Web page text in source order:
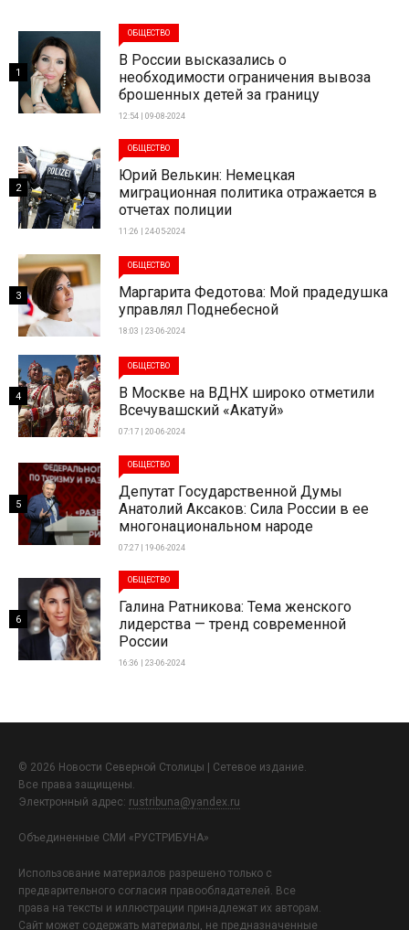
ОБЩЕСТВО
В России высказались о
необходимости ограничения вывоза
брошенных детей за границу
12:54 | 09-08-2024
1
ОБЩЕСТВО
Юрий Велькин: Немецкая
миграционная политика отражается в
отчетах полиции
11:26 | 24-05-2024
2
ОБЩЕСТВО
Маргарита Федотова: Мой прадедушка
управлял Поднебесной
18:03 | 23-06-2024
3
ОБЩЕСТВО
В Москве на ВДНХ широко отметили
Всечувашский «Акатуй»
07:17 | 20-06-2024
4
ОБЩЕСТВО
Депутат Государственной Думы
Анатолий Аксаков: Сила России в ее
многонациональном народе
07:27 | 19-06-2024
5
ОБЩЕСТВО
Галина Ратникова: Тема женского
лидерства — тренд современной
России
16:36 | 23-06-2024
6
© 2026 Новости Северной Столицы | Сетевое издание.
Все права защищены.
Электронный адрес: rustribuna@yandex.ru
Объединенные СМИ «РУСТРИБУНА»
Использование материалов разрешено только с
предварительного согласия правообладателей. Все
права на тексты и иллюстрации принадлежат их авторам.
Сайт может содержать материалы, не предназначенные